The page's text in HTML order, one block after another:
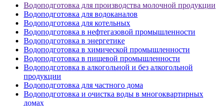
Водоподготовка для производства молочной продукции
Водоподготовка для водоканалов
Водоподготовка для котельных
Водоподготовка в нефтегазовой промышленности
Водоподготовка в энергетике
Водоподготовка в химической промышленности
Водоподготовка в пищевой промышленности
Водоподготовка в алкогольной и без алкогольной
продукции
Водоподготовка для частного дома
Водоподготовка и очистка воды в многоквартирных
домах